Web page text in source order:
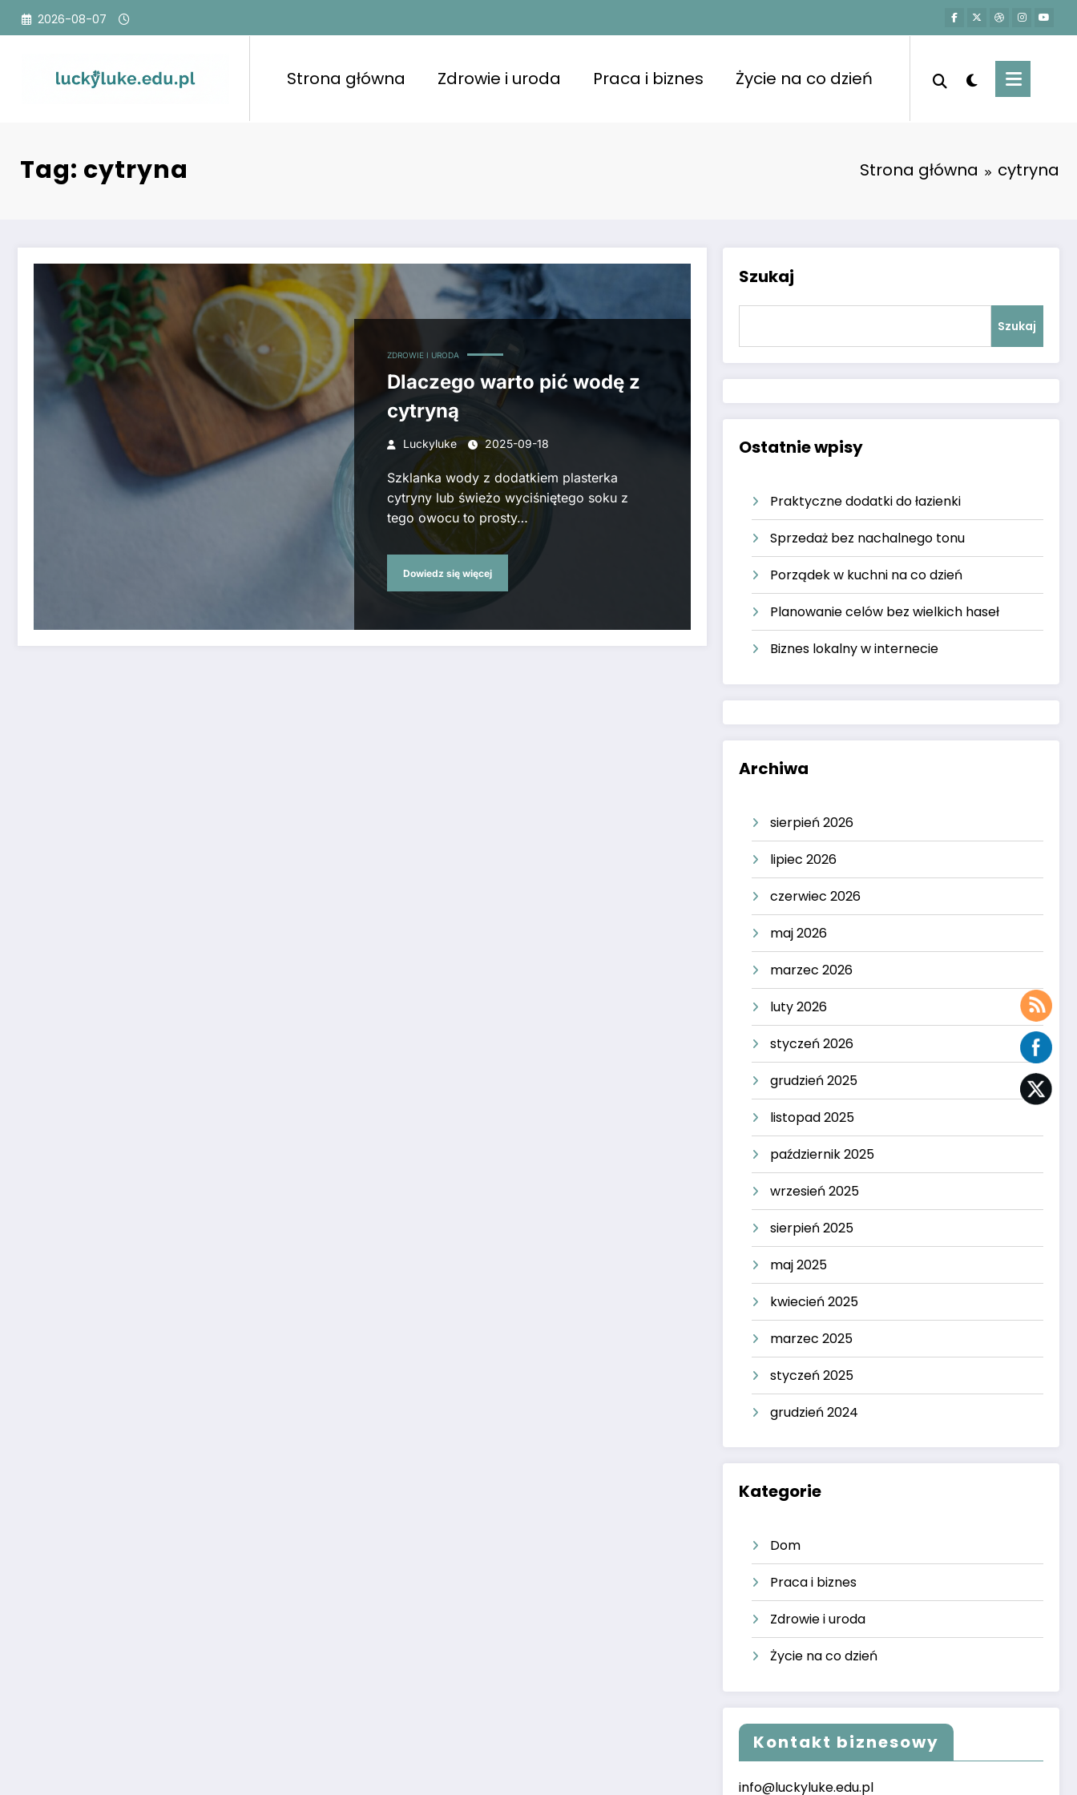
Przejdź
2026-08-07
Strona główna Zdrowie i uroda Praca i biznes Życie na co dzień
Tag: cytryna Strona główna cytryna
ZDROWIE I URODA
Dlaczego warto pić wodę z
cytryną
Luckyluke 2025-09-18
Szklanka wody z dodatkiem plasterka
cytryny lub świeżo wyciśniętego soku z
tego owocu to prosty…
Dowiedz się więcej
Szukaj
Szukaj
Ostatnie wpisy
Praktyczne dodatki do łazienki
Sprzedaż bez nachalnego tonu
Porządek w kuchni na co dzień
Planowanie celów bez wielkich haseł
Biznes lokalny w internecie
Archiwa
sierpień 2026
lipiec 2026
czerwiec 2026
maj 2026
marzec 2026
luty 2026
styczeń 2026
grudzień 2025
listopad 2025
październik 2025
wrzesień 2025
sierpień 2025
maj 2025
kwiecień 2025
marzec 2025
styczeń 2025
grudzień 2024
Kategorie
Dom
Praca i biznes
Zdrowie i uroda
Życie na co dzień
Kontakt biznesowy
info@luckyluke.edu.pl